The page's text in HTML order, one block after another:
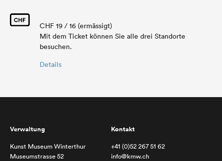
CHF 19 / 16 (ermässigt)
Mit dem Ticket können Sie alle drei Standorte
besuchen.
Details
Verwaltung
Kunst Museum Winterthur
Museumstrasse 52
Kontakt
+41 (0)52 267 51 62
info@kmw.ch